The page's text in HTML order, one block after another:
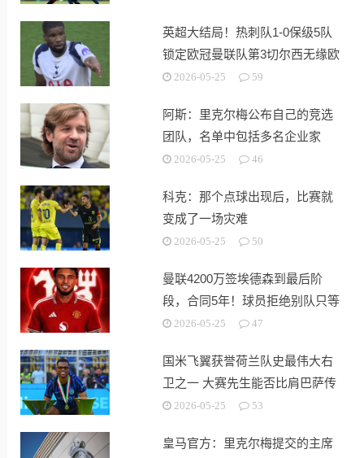
英超大结局！热刺队1-0保级5队
锁定欧冠曼联队第3切尔西无缘欧
战2026-05-25 59
阿斯：里克尔梅公布自己的竞选
团队，名单中包括多名企业家
2026-05-25 46
科克：那个点球出现后，比赛就
变成了一场灾难
2026-05-25 50
曼联4200万签埃德森到最后阶
段，合同5年！球员拒绝别队只等
红魔
2026-05-25 47
国米飞翼获誉荷兰队史最伟大右
卫之一 大赛先生能否比肩巴萨传
奇2026-05-25 53
皇马官方：里克尔梅提交的主席